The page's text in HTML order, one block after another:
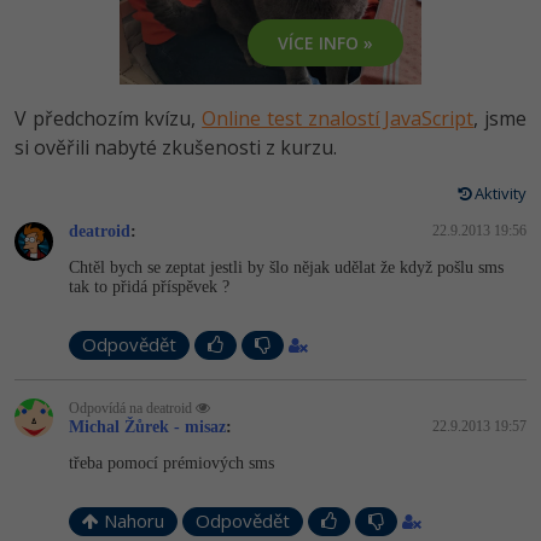
HTML5, CSS3, Bootstrap, SEO
Testování a verzování
React
Spring
PHP
JavaScript
Python
HTML / CSS
UML a návrhové vzory
MySQL/MariaDB
Vývojář mobilních aplikací
Specialista na AI a bigdata
C# Game developer
Tester
Systémový administrátor
Grafik / UX/UI návrhář
3D grafik
Projektový manažer
Databázový analytik
Python -80%
JavaScript
PHP -80%
-80%
C -80%
VB.NET
SQL
Návrh SW -80%
VÍCE INFO »
V předchozím kvízu, Online test znalostí JavaScript, jsme
si ověřili nabyté zkušenosti z kurzu.
Aktivity
deatroid: 22.9.2013 19:56
Chtěl bych se zeptat jestli by šlo nějak udělat že když pošlu sms
tak to přidá příspěvek ?
Odpovědět
Odpovídá na deatroid
Michal Žůrek - misaz: 22.9.2013 19:57
třeba pomocí prémiových sms
Nahoru Odpovědět